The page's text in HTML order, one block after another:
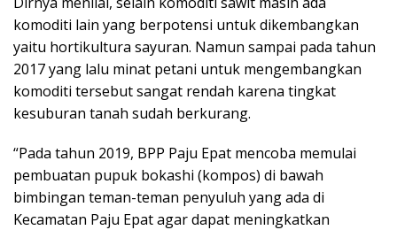
komoditi lain yang berpotensi untuk dikembangkan
yaitu hortikultura sayuran. Namun sampai pada tahun
2017 yang lalu minat petani untuk mengembangkan
komoditi tersebut sangat rendah karena tingkat
kesuburan tanah sudah berkurang.
“Pada tahun 2019, BPP Paju Epat mencoba memulai
pembuatan pupuk bokashi (kompos) di bawah
bimbingan teman-teman penyuluh yang ada di
Kecamatan Paju Epat agar dapat meningkatkan